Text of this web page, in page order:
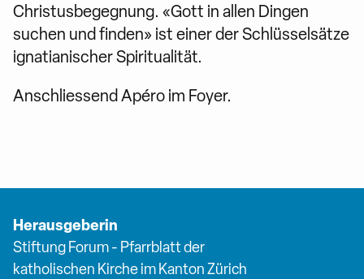
Christusbegegnung. «Gott in allen Dingen
suchen und finden» ist einer der Schlüsselsätze
ignatianischer Spiritualität.
Anschliessend Apéro im Foyer.
Herausgeberin
Stiftung Forum - Pfarrblatt der
katholischen Kirche im Kanton Zürich